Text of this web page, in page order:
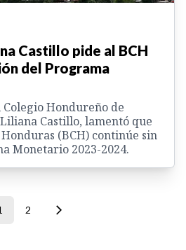
Castillo pide al BCH
del Programa
Hondureño de
Castillo, lamentó que
(BCH) continúe sin
Monetario 2023-2024.
2